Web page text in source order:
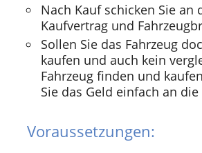
Nach Kauf schicken Sie an
Kaufvertrag und
Sollen Sie das Fahrzeug
kaufen und auch kein
Fahrzeug finden und
Sie das Geld einfach an
Voraussetzungen: